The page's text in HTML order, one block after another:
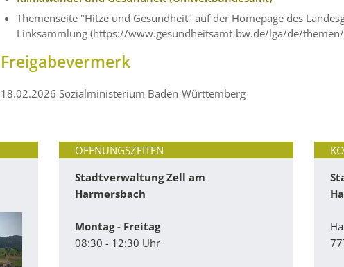
Themenseite "Hitze und Gesundheit" auf der Homepage des
Linksammlung (https://www.gesundheitsamt-bw.de/lga/de/
Freigabevermerk
18.02.2026 Sozialministerium Baden-Württemberg
ÖFFNUNGSZEITEN
Stadtverwaltung Zell am
Harmersbach
Montag - Freitag
08:30 - 12:30 Uhr